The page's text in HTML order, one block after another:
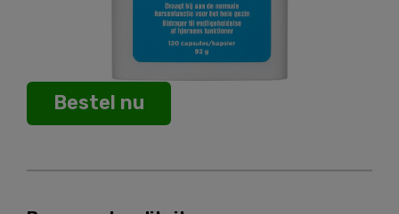
Bestel nu